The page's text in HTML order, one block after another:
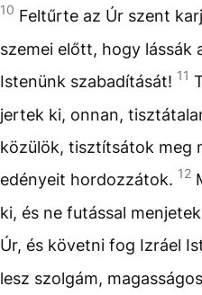
10 Feltűrte az Úr szent
szemei előtt, hogy lássák
Istenünk szabadítását! 11
jertek ki, onnan,
közülök, tisztítsátok meg
edényeit hordozzátok. 12
ki, és ne futással
Úr, és követni fog Izráel
lesz szolgám,